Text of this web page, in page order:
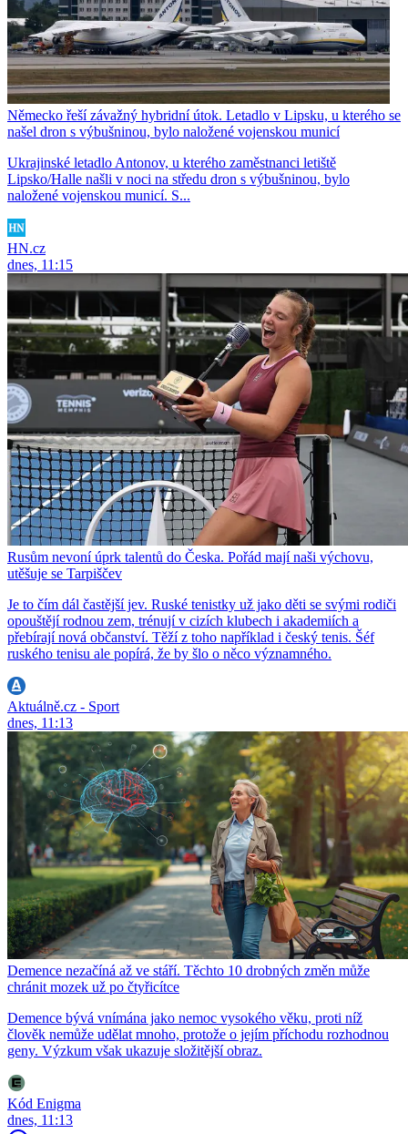
Německo řeší závažný hybridní útok. Letadlo v Lipsku, u kterého se
našel dron s výbušninou, bylo naložené vojenskou municí
Ukrajinské letadlo Antonov, u kterého zaměstnanci letiště
Lipsko/Halle našli v noci na středu dron s výbušninou, bylo
naložené vojenskou municí. S...
HN.cz
dnes, 11:15
Rusům nevoní úprk talentů do Česka. Pořád mají naši výchovu,
utěšuje se Tarpiščev
Je to čím dál častější jev. Ruské tenistky už jako děti se svými rodiči
opouštějí rodnou zem, trénují v cizích klubech i akademiích a
přebírají nová občanství. Těží z toho například i český tenis. Šéf
ruského tenisu ale popírá, že by šlo o něco významného.
Aktuálně.cz - Sport
dnes, 11:13
Demence nezačíná až ve stáří. Těchto 10 drobných změn může
chránit mozek už po čtyřicítce
Demence bývá vnímána jako nemoc vysokého věku, proti níž
člověk nemůže udělat mnoho, protože o jejím příchodu rozhodnou
geny. Výzkum však ukazuje složitější obraz.
Kód Enigma
dnes, 11:13